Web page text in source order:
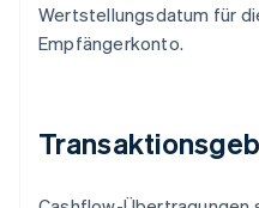
Wertstellungsdatum für
Empfängerkonto.